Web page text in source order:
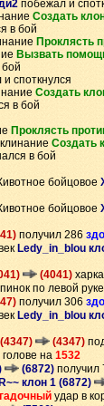
побежал и
Создать
в бой
Проклясть
Вызвать
споткнулся
Создать
в бой
Проклясть
Создать
в бой
бойцовое
бойцовое
получил 286
Ledy_in_blou
(4041)
пинок по левой
получил 306
Ledy_in_blou
(4347)
на 1532
(6872) получил
клон 1 (6872)
удар в